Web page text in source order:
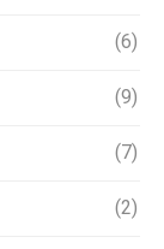
(6)
(9)
(7)
(2)